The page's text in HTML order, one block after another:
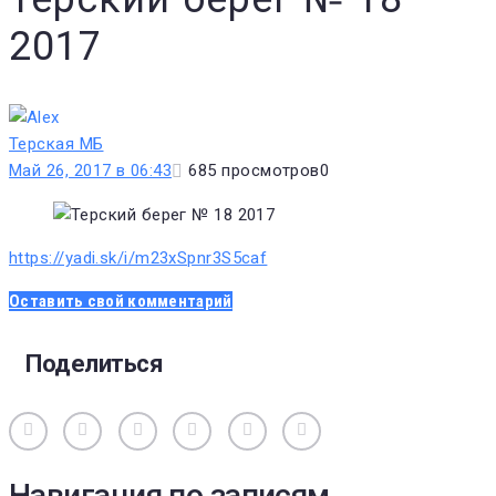
2017
Терская МБ
Май 26, 2017 в 06:43
685 просмотров0
https://yadi.sk/i/m23xSpnr3S5caf
Оставить свой комментарий
Поделиться
ВконтактеОдноклассники
FacebookTwitter Google+